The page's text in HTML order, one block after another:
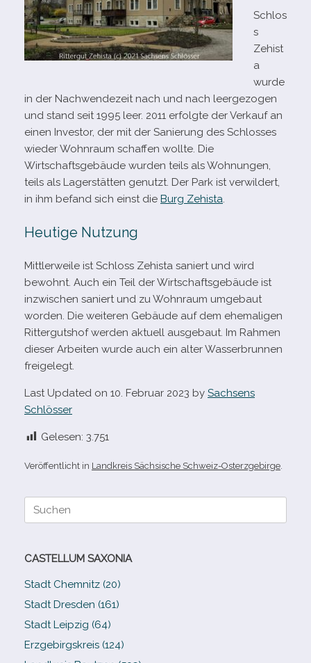
Schlos
s
Zehist
a
wurde
in der Nachwendezeit nach und nach leer­ge­zo­gen
und stand seit 1995 leer. 2011 erfolgte der Verkauf an
einen Investor, der mit der Sanierung des Schlosses
wie­der Wohnraum schaf­fen wollte. Die
Wirtschaftsgebäude wur­den teils als Wohnungen,
teils als Lagerstätten genutzt. Der Park ist ver­wil­dert,
in ihm befand sich einst die Burg Zehista.
Heutige Nutzung
Mittlerweile ist Schloss Zehista saniert und wird
bewohnt. Auch ein Teil der Wirtschaftsgebäude ist
inzwi­schen saniert und zu Wohnraum umge­baut
wor­den. Die wei­te­ren Gebäude auf dem ehe­ma­li­gen
Rittergutshof wer­den aktu­ell aus­ge­baut. Im Rahmen
die­ser Arbeiten wurde auch ein alter Wasserbrunnen
freigelegt.
Last Updated on 10. Februar 2023 by Sachsens
Schlösser
Gelesen: 3.751
Veröffentlicht in Landkreis Sächsische Schweiz-Osterzgebirge
Suche
CASTELLUM SAXONIA
Stadt Chemnitz (20)
Stadt Dresden (161)
Stadt Leipzig (64)
Erzgebirgskreis (124)